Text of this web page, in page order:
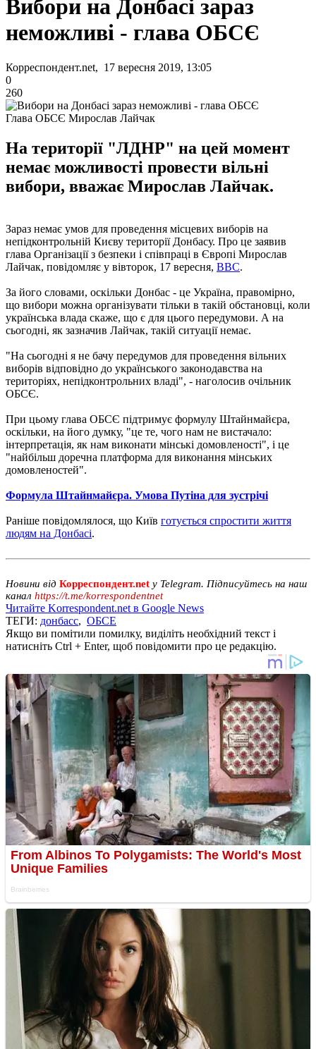
Вибори на Донбасі зараз
неможливі - глава ОБСЄ
Корреспондент.net, 17 вересня 2019, 13:05
0
260
Глава ОБСЄ Мирослав Лайчак
На території "ЛДНР" на цей момент
немає можливості провести вільні
вибори, вважає Мирослав Лайчак.
Зараз немає умов для проведення місцевих виборів на
непідконтрольній Києву території Донбасу. Про це заявив
глава Організації з безпеки і співпраці в Європі Мирослав
Лайчак, повідомляє у вівторок, 17 вересня, BBC.
За його словами, оскільки Донбас - це Україна, правомірно,
що вибори можна організувати тільки в такій обстановці, коли
українська влада скаже, що є для цього передумови. А на
сьогодні, як зазначив Лайчак, такій ситуації немає.
"На сьогодні я не бачу передумов для проведення вільних
виборів відповідно до українського законодавства на
територіях, непідконтрольних владі", - наголосив очільник
ОБСЄ.
При цьому глава ОБСЄ підтримує формулу Штайнмайєра,
оскільки, на його думку, "це те, чого нам не вистачало:
інтерпретація, як нам виконати мінські домовленості", і це
"найбільш доречна платформа для виконання мінських
домовленостей".
Формула Штайнмайєра. Умова Путіна для зустрічі
Раніше повідомлялося, що Київ готується спростити життя
людям на Донбасі.
Новини від Корреспондент.net у Telegram. Підписуйтесь на наш
канал https://t.me/korrespondentnet
Читайте Korrespondent.net в Google News
ТЕГИ: донбасс, ОБСЕ
Якщо ви помітили помилку, виділіть необхідний текст і
натисніть Ctrl + Enter, щоб повідомити про це редакцію.